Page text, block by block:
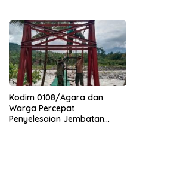
Kodim 0108/Agara dan
Warga Percepat
Penyelesaian Jembatan